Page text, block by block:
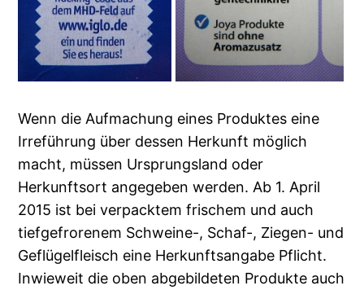
Wenn die Aufmachung eines Produktes eine
Irreführung über dessen Herkunft möglich
macht, müssen Ursprungsland oder
Herkunftsort angegeben werden. Ab 1. April
2015 ist bei verpacktem frischem und auch
tiefgefrorenem Schweine-, Schaf-, Ziegen- und
Geflügelfleisch eine Herkunftsangabe Pflicht.
Inwieweit die oben abgebildeten Produkte auch